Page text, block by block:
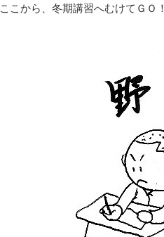
ここから、冬期講習へむけてＧＯ！